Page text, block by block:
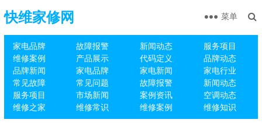
快维家修网
家电品牌 故障报警 新闻动态
服务项目
维修案例
产品展示 代码定义
品牌动态
品牌新闻
家电品牌 家电新闻
家电行业
常见故障
常见问题 故障报警
新闻动态
服务项目
市场新闻 案例资讯
空调动态
维修之家
维修常识 维修案例 维修知识
菜单